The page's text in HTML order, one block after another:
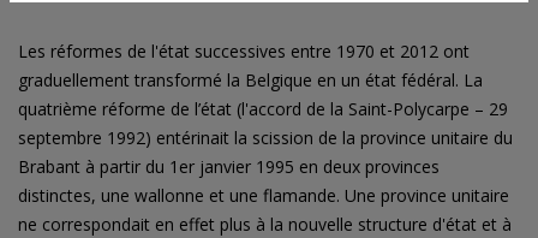
Les réformes de l'état successives entre 1970 et 2012 ont
graduellement transformé la Belgique en un état fédéral. La
quatrième réforme de l’état (l'accord de la Saint-Polycarpe – 29
septembre 1992) entérinait la scission de la province unitaire du
Brabant à partir du 1er janvier 1995 en deux provinces
distinctes, une wallonne et une flamande. Une province unitaire
ne correspondait en effet plus à la nouvelle structure d'état et à